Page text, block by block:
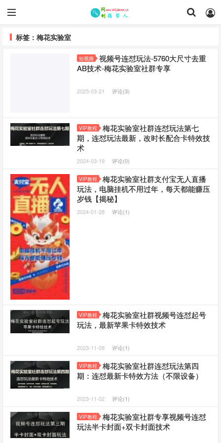
标签：梅花实验室
短视频
视频号连怼玩法-5760大尺寸去重
AB技术-梅花实验室社群专享
2025-03-21 评论(3)
VIP教程
梅花实验室社群连怼玩法第七
期，连怼玩法最新，改时长配合卡特效技
术
2024-03-19 评论(0)
VIP教程
梅花实验室社群支付宝无人直播
玩法，电脑挂机不用过年，每天都能赚压
岁钱【揭秘】
2024-01-28 评论(1)
VIP教程
梅花实验室社群视频号连怼起号
玩法，最新苹果卡特效技术
2023-11-09 评论(1)
VIP教程
梅花实验室社群连怼玩法第四
期：连怼最新卡特效方法（不限设备）
2023-11-02 评论(1)
VIP教程
梅花实验室社群专享视频号连怼
玩法半卡封面+双卡封面技术